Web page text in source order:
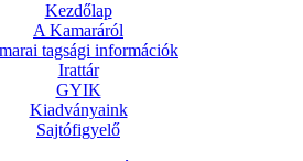
Kezdőlap
A Kamaráról
tagsági információk
Irattár
GYIK
Kiadványaink
Sajtófigyelő